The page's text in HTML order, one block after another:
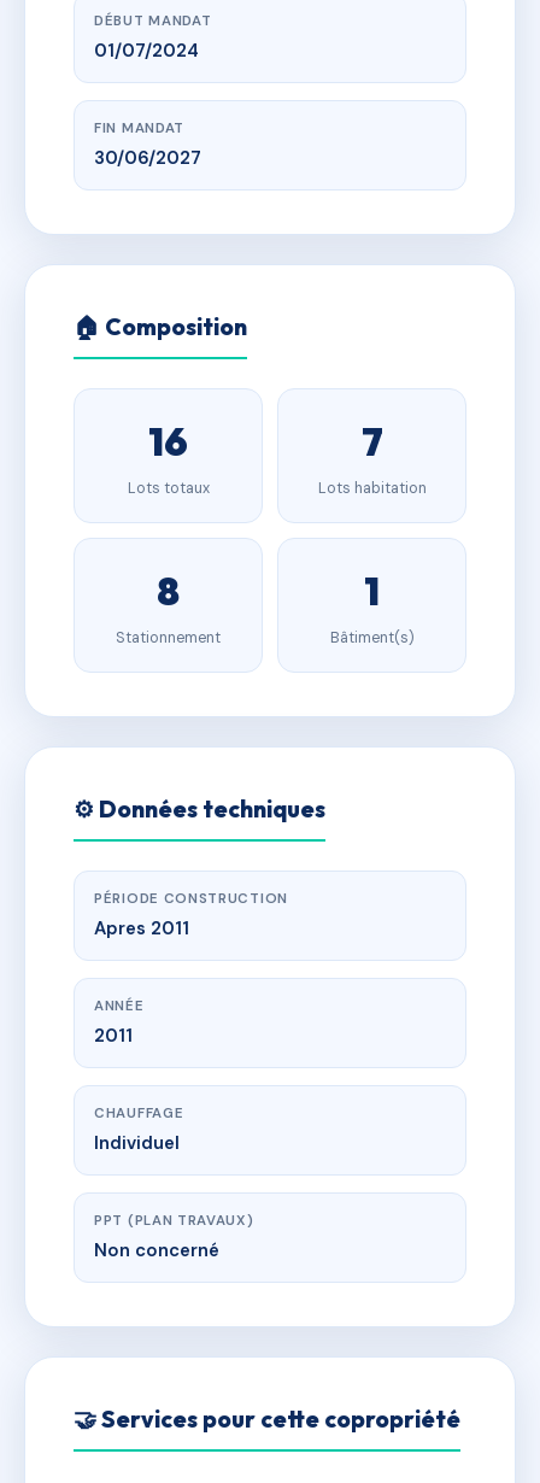
DÉBUT MANDAT
01/07/2024
FIN MANDAT
30/06/2027
🏠 Composition
16
Lots totaux
7
Lots habitation
8
Stationnement
1
Bâtiment(s)
⚙️ Données techniques
PÉRIODE CONSTRUCTION
Apres 2011
ANNÉE
2011
CHAUFFAGE
Individuel
PPT (PLAN TRAVAUX)
Non concerné
🤝 Services pour cette copropriété